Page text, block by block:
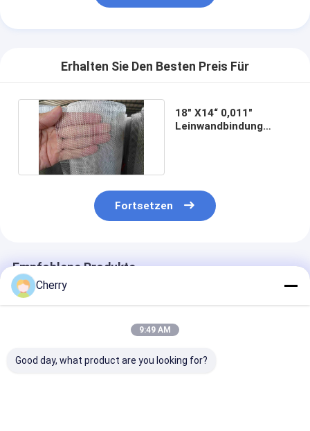
Erhalten Sie Den Besten Preis Für
18" X14“ 0,011"
Leinwandbindung
Fortsetzen
Empfohlene Produkte
Cherry
9:49 AM
Good day, what product are you looking for?